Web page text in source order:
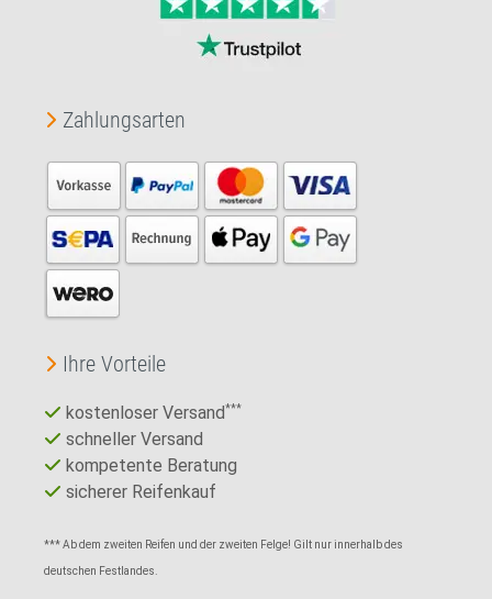
Zahlungsarten
Ihre Vorteile
kostenloser Versand***
schneller Versand
kompetente Beratung
sicherer Reifenkauf
*** Ab dem zweiten Reifen und der zweiten Felge! Gilt nur innerhalb des
deutschen Festlandes.